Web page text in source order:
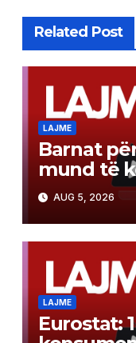
Related Post
LAJME
Barnat
mund të
luftën
AUG 5, 2026
LAJME
Eurostat: